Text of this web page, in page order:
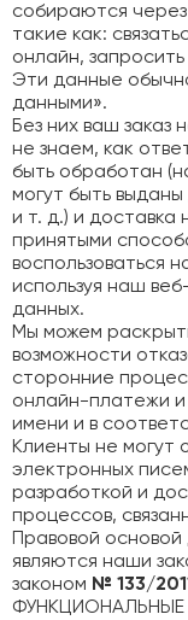
собираются
такие как:
онлайн,
Эти данные
данными».
Без них ваш заказ
не знаем, как
быть обработан
могут быть
и т. д.) и доставка
принятыми
воспользоваться
используя наш
данных.
Мы можем
возможности
сторонние
онлайн-платежи и
имени и в
Клиенты не могут
электронных
разработкой и
процессов,
Правовой
являются наши
законом № 133/
ФУНКЦИОНАЛЬНЫЕ